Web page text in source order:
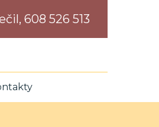
608 526 513